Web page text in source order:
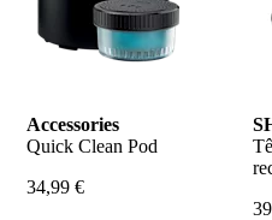
Accessories
Quick Clean Pod
34,99 €